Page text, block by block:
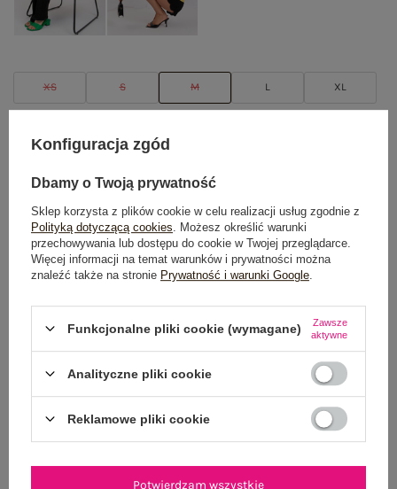
XS S M L XL
POWIADOM O DOSTĘPNOŚCI
Dostawaod 7,99 zł
Wysyłkajutro
OPIS PRODUKTU
Konfiguracja zgód
Dbamy o Twoją prywatność
Sklep korzysta z plików cookie w celu realizacji usług zgodnie z
Polityką dotyczącą cookies . Możesz określić warunki
przechowywania lub dostępu do cookie w Twojej przeglądarce.
Więcej informacji na temat warunków i prywatności można
znaleźć także na stronie Prywatność i warunki Google
Funkcjonalne pliki cookie (wymagane)
Zawsze
aktywne
Analityczne pliki cookie
Reklamowe pliki cookie
Potwierdzam wszystkie